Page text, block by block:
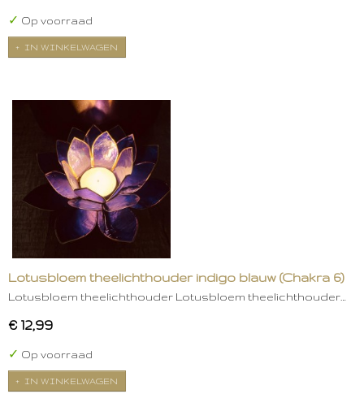
✓ Op voorraad
IN WINKELWAGEN
Lotusbloem theelichthouder indigo blauw (Chakra 6)
Lotusbloem theelichthouder Lotusbloem theelichthouder…
€ 12,99
✓ Op voorraad
IN WINKELWAGEN